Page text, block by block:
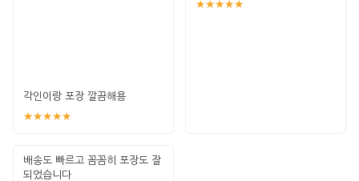
각인이랑 포장 깔끔해용
★★★★★
★★★★★
배송도 빠르고 꼼꼼히 포장도 잘
되었습니다